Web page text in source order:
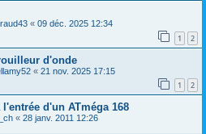
« 09 déc. 2025 12:34
1 2
d'onde
« 21 nov. 2025 17:15
1 2
d'un ATméga 168
« 28 janv. 2011 12:26